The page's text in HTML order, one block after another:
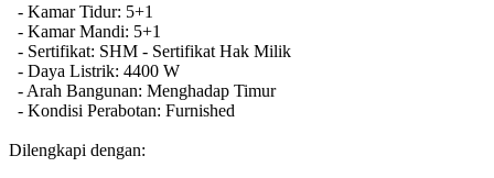
- Kamar Tidur: 5+1
- Kamar Mandi: 5+1
- Sertifikat: SHM - Sertifikat Hak Milik
- Daya Listrik: 4400 W
- Arah Bangunan: Menghadap Timur
- Kondisi Perabotan: Furnished
Dilengkapi dengan: